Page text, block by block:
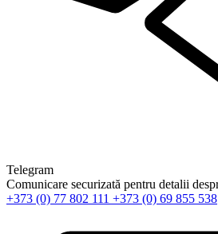
Telegram
Comunicare securizată pentru detalii
+373 (0) 77 802 111 +373 (0) 69 855 538